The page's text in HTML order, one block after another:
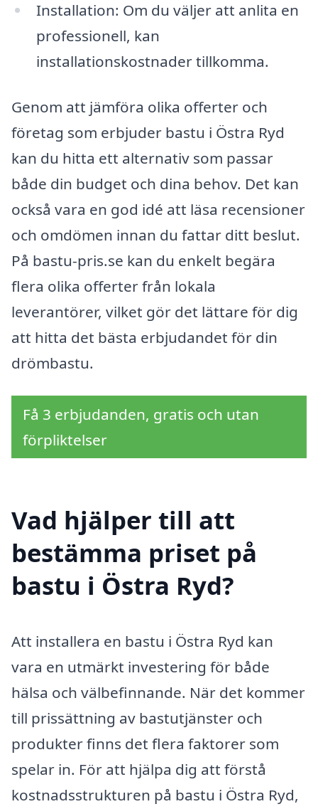
Installation: Om du väljer att anlita en
professionell, kan
installationskostnader tillkomma.
Genom att jämföra olika offerter och
företag som erbjuder bastu i Östra Ryd
kan du hitta ett alternativ som passar
både din budget och dina behov. Det kan
också vara en god idé att läsa recensioner
och omdömen innan du fattar ditt beslut.
På bastu-pris.se kan du enkelt begära
flera olika offerter från lokala
leverantörer, vilket gör det lättare för dig
att hitta det bästa erbjudandet för din
drömbastu.
Få 3 erbjudanden, gratis och utan
förpliktelser
Vad hjälper till att
bestämma priset på
bastu i Östra Ryd?
Att installera en bastu i Östra Ryd kan
vara en utmärkt investering för både
hälsa och välbefinnande. När det kommer
till prissättning av bastutjänster och
produkter finns det flera faktorer som
spelar in. För att hjälpa dig att förstå
kostnadsstrukturen på bastu i Östra Ryd,